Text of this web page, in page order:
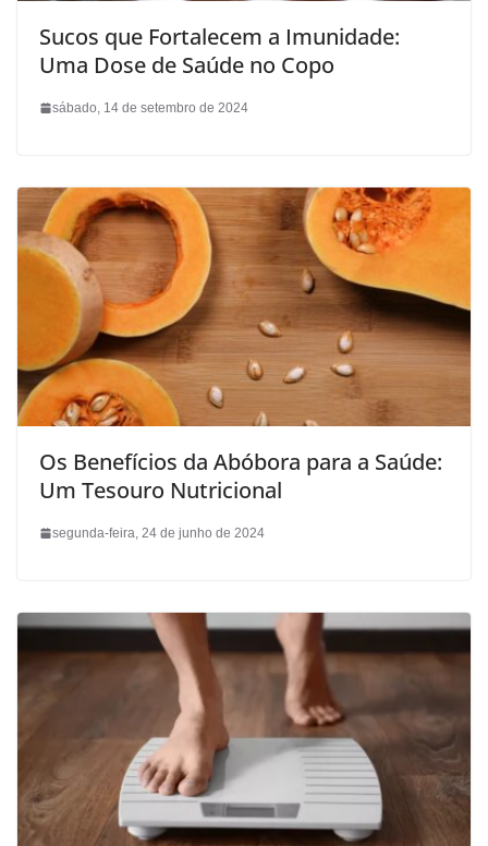
Sucos que Fortalecem a Imunidade:
Uma Dose de Saúde no Copo
sábado, 14 de setembro de 2024
Os Benefícios da Abóbora para a Saúde:
Um Tesouro Nutricional
segunda-feira, 24 de junho de 2024